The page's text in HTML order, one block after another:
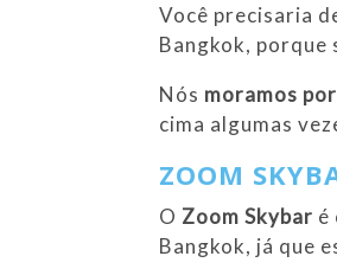
Você precisaria
Bangkok, porque
Nós moramos
cima algumas
ZOOM
O Zoom Skybar é
Bangkok, já que